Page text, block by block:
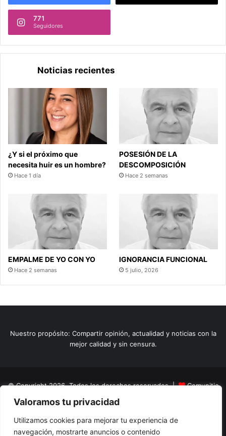
Valoramos tu privacidad
Utilizamos cookies para mejorar tu experiencia de
navegación, mostrarte anuncios o contenido
771
Seguidores
Noticias recientes
¿Y si el próximo que
necesita huir es un hombre?
Hace 1 día
POSESIÓN DE LA
DESCOMPOSICIÓN
Hace 2 semanas
EMPALME DE YO CON YO
Hace 2 semanas
IGNORANCIA FUNCIONAL
5 julio, 2026
Nuestro propósito: Compartir opinión, actualidad y noticias con la
mejor calidad y sin censura.
© Copyright 2026, Todos los derechos reservados |
Comunitic
SAS BICNit 901228106
Home
Actualidad Variedades Opinion Turismo
El Tinteadero
Caricaturas Reportajes